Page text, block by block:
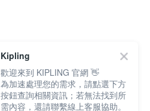
Kipling
歡迎來到 KIPLING 官網 👋
為加速處理您的需求，請點選下方
按鈕查詢相關資訊；若無法找到所
需內容，還請聯繫線上客服協助。